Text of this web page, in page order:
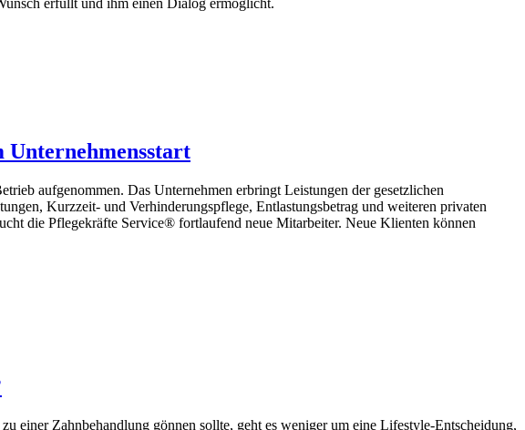
aufgenommen. Das Unternehmen erbringt Leistungen der gesetzlichen
Kurzzeit- und Verhinderungspflege, Entlastungsbetrag und weiteren privaten
die Pflegekräfte Service® fortlaufend neue Mitarbeiter. Neue Klienten können
einer Zahnbehandlung gönnen sollte, geht es weniger um eine Lifestyle-Entscheidung,